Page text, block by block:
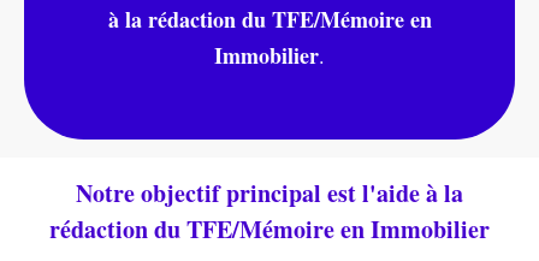
à la rédaction du TFE/Mémoire en
Immobilier.
Notre objectif principal est l'aide à la
rédaction du TFE/Mémoire en Immobilier